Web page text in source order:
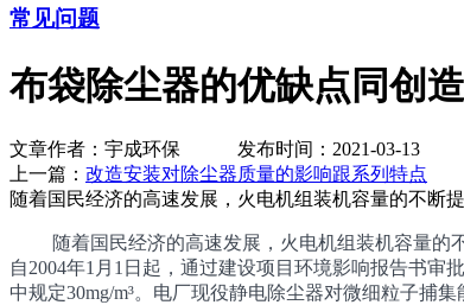
常见问题
布袋除尘器的优缺点同创
文章作者：宇成环保 发布时间：2021-03-13
上一篇： 改造安装对除尘器质量的影响跟系列特点
随着国民经济的高速发展，火电机组装机容量的不断
随着国民经济的高速发展，火电机组装机容量的不
自2004年1月1日起，通过建设项目环境影响报告书审
中规定30mg/m³。电厂现役静电除尘器对微细粒子捕